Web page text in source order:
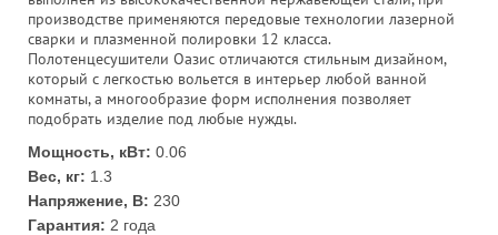
производстве применяются передовые технологии лазерной
сварки и плазменной полировки 12 класса.
Полотенцесушители Оазис отличаются стильным дизайном,
который с легкостью вольется в интерьер любой ванной
комнаты, а многообразие форм исполнения позволяет
подобрать изделие под любые нужды.
Мощность, кВт: 0.06
Вес, кг: 1.3
Напряжение, В: 230
Гарантия: 2 года